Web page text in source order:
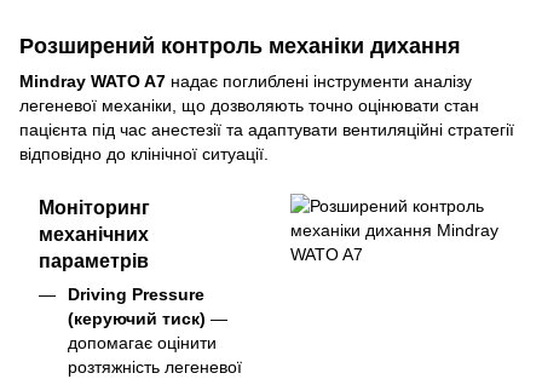
Розширений контроль механіки дихання
Mindray WATO A7 надає поглиблені інструменти аналізу
легеневої механіки, що дозволяють точно оцінювати стан
пацієнта під час анестезії та адаптувати вентиляційні стратегії
відповідно до клінічної ситуації.
Моніторинг
механічних
параметрів
Driving Pressure
(керуючий тиск) —
допомагає оцінити
розтяжність легеневої